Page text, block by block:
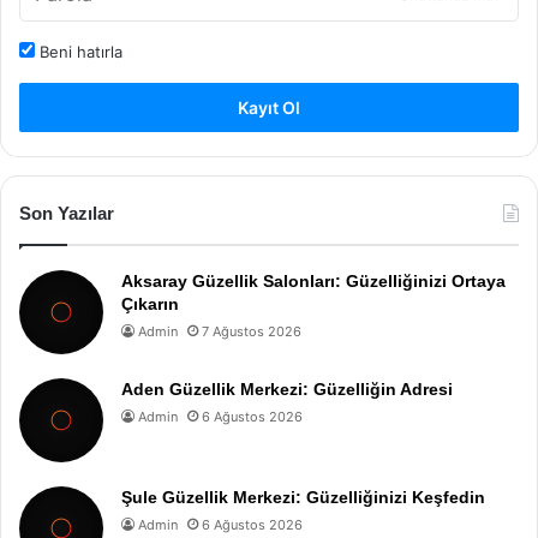
Beni hatırla
Kayıt Ol
Son Yazılar
Aksaray Güzellik Salonları: Güzelliğinizi Ortaya
Çıkarın
Admin 7 Ağustos 2026
Aden Güzellik Merkezi: Güzelliğin Adresi
Admin 6 Ağustos 2026
Şule Güzellik Merkezi: Güzelliğinizi Keşfedin
Admin 6 Ağustos 2026